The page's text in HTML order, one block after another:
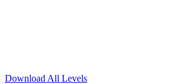
Download All Levels